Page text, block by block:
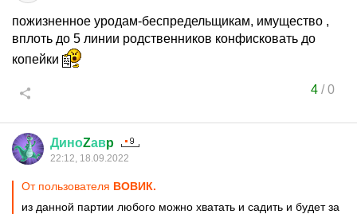
пожизненное уродам-беспредельщикам, имущество ,
вплоть до 5 линии родственников конфисковать до
копейки
4/0
ДиноZавp
22:12, 18.09.2022
От пользователя ВОВИК.
из данной партии любого можно хватать и садить и будет за